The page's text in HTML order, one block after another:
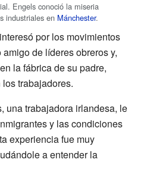
Engels conoció la miseria
industriales en Mánchester.
por los movimientos
de líderes obreros y,
la fábrica de su padre,
trabajadores.
una trabajadora irlandesa, le
y las condiciones
experiencia fue muy
a entender la